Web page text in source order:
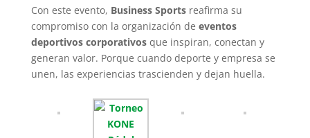
Con este evento, Business Sportsreafirma su
compromiso con la organización de eventos
deportivos corporativosque inspiran, conectan y
generan valor. Porque cuando deporte y empresa se
unen, las experiencias trascienden y dejan huella.